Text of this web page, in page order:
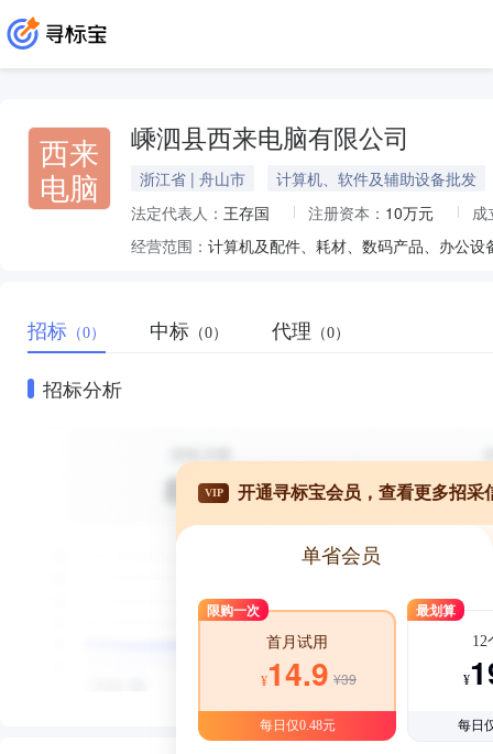
西来
电脑
嵊泗县西来电脑有限公司
浙江省 | 舟山市
计算机、软件及辅助设备批发
法定代表人： 王存国 注册资本： 10万元
成
经营范围： 计算机及配件、耗材、数码产品、办公设
招标 （0） 中标 （0） 代理 （0）
招标分析
VIP 开通寻标宝会员，查看更多招采
单省会员
限购一次
首月试用
¥14.9 ¥39
每日仅0.48元
最划算
12
¥
每日